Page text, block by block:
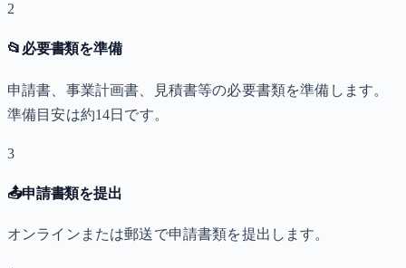
2
📂 必要書類を準備
申請書、事業計画書、見積書等の必要書類を準備します。
準備目安は約14日です。
3
📤申請書類を提出
オンラインまたは郵送で申請書類を提出します。